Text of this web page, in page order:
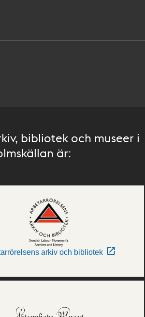
bibliotek och museer i
är:
arkiv och bibliotek